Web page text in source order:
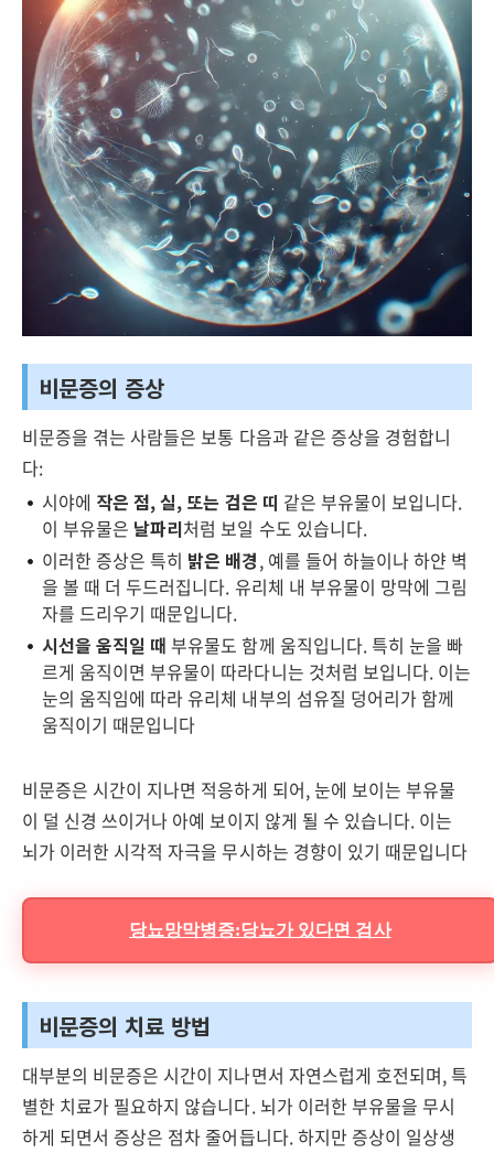
비문증의 증상
비문증을 겪는 사람들은 보통 다음과 같은 증상을 경험합니
다:
시야에 작은 점, 실, 또는 검은 띠 같은 부유물이 보입니다.
이 부유물은 날파리처럼 보일 수도 있습니다.
이러한 증상은 특히 밝은 배경, 예를 들어 하늘이나 하얀 벽
을 볼 때 더 두드러집니다. 유리체 내 부유물이 망막에 그림
자를 드리우기 때문입니다.
시선을 움직일 때 부유물도 함께 움직입니다. 특히 눈을 빠
르게 움직이면 부유물이 따라다니는 것처럼 보입니다. 이는
눈의 움직임에 따라 유리체 내부의 섬유질 덩어리가 함께
움직이기 때문입니다
비문증은 시간이 지나면 적응하게 되어, 눈에 보이는 부유물
이 덜 신경 쓰이거나 아예 보이지 않게 될 수 있습니다. 이는
뇌가 이러한 시각적 자극을 무시하는 경향이 있기 때문입니다
당뇨망막병증:당뇨가 있다면 검사
비문증의 치료 방법
대부분의 비문증은 시간이 지나면서 자연스럽게 호전되며, 특
별한 치료가 필요하지 않습니다. 뇌가 이러한 부유물을 무시
하게 되면서 증상은 점차 줄어듭니다. 하지만 증상이 일상생